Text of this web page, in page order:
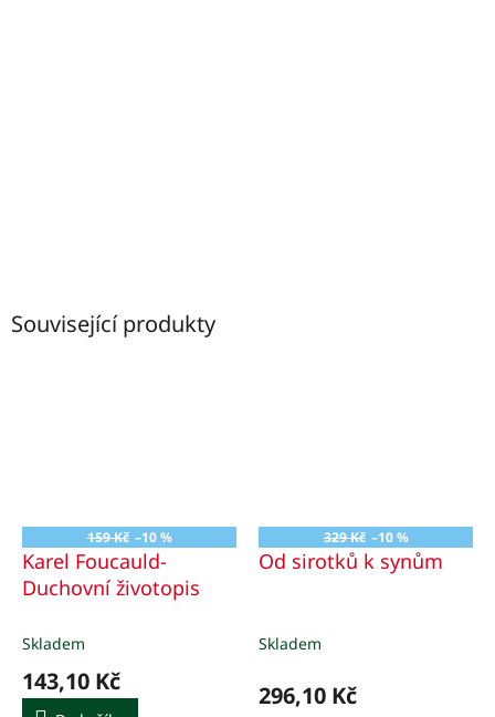
Související produkty
159 Kč –10 %
Karel Foucauld-
Duchovní životopis
Skladem
143,10 Kč
329 Kč –10 %
Od sirotků k synům
Skladem
296,10 Kč